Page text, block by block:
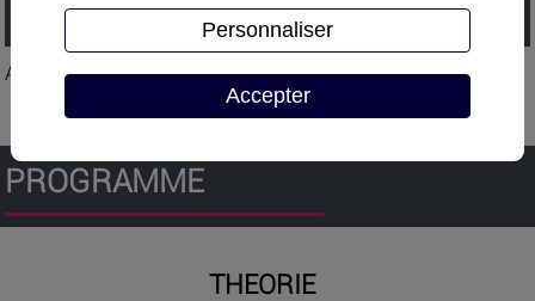
Validation :
Attestation de stage.
PROGRAMME
THEORIE
Accepter
Personnaliser